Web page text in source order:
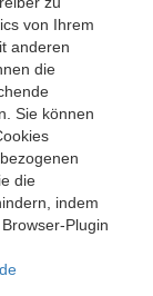
von Ihrem
anderen
die
Sie können
die
indem
Plugin